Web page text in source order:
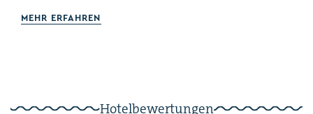
MEHR ERFAHREN
Hotelbewertungen